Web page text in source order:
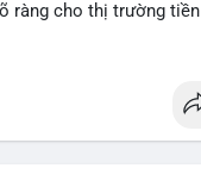
ràng cho thị trường tiền